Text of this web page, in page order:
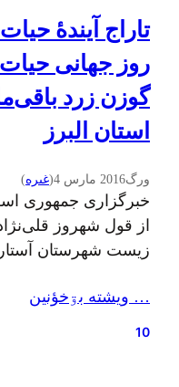
تاراج آیندهٔ
روز جهانی
گوزن زرد
استان البرز
ورگ2016 مارس 4 (غىره)
از قول شهروز
زیست شهرستان
سایت طبیعت‌گردی
رأس گوزن زرد ایرانی
… ويشته بۊخؤنين
10